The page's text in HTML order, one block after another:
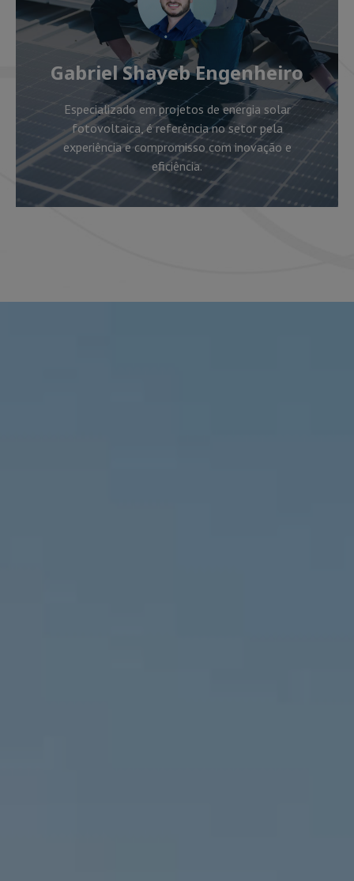
Gabriel Shayeb Engenheiro
Especializado em projetos de energia solar
fotovoltaica, é referência no setor pela
experiência e compromisso com inovação e
eficiência.